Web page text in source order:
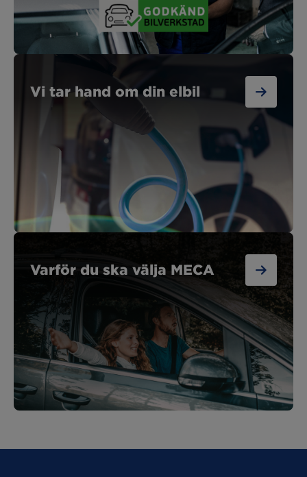
Vi tar hand om din elbil
Varför du ska välja MECA